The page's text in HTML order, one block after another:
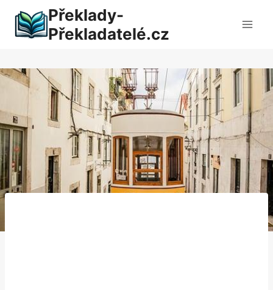
obsah
Překlady-
Překladatelé.cz